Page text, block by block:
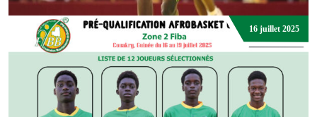
Basket Actu.
16 juillet 2025